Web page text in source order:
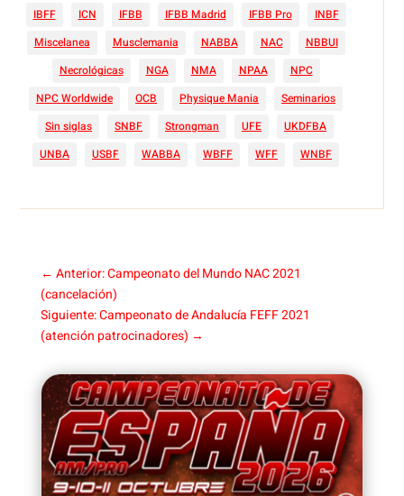
IBFF
ICN IFBB IFBB Madrid IFBB Pro
INBF
Miscelanea
Musclemania NABBA NAC
NBBUI
Necrológicas
NGA NMA NPAA
NPC
NPC Worldwide
OCB Physique Mania
Seminarios
Sin siglas
SNBF Strongman UFE
UKDFBA
UNBA
USBF WABBA WBFF WFF WNBF
← Anterior: Campeonato del Mundo NAC 2021
(cancelación)
Siguiente: Campeonato de Andalucía FEFF 2021
(atención patrocinadores) →